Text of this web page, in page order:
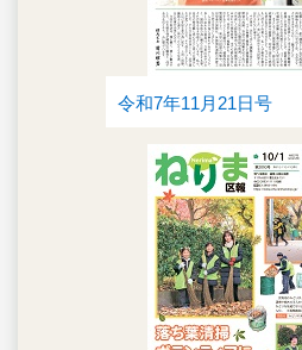
令和7年11月21日号